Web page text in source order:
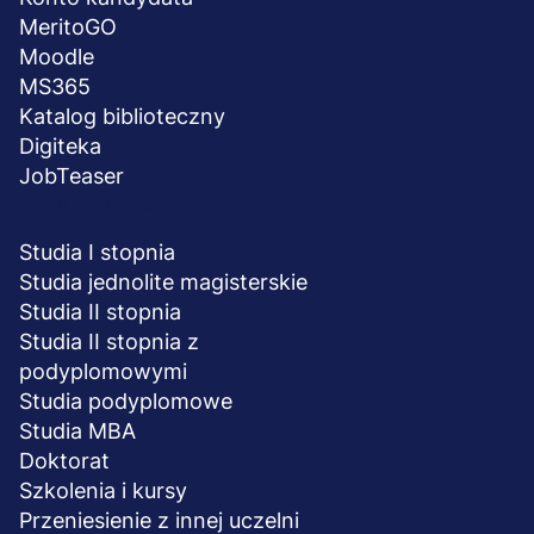
MeritoGO
Moodle
MS365
Katalog biblioteczny
Digiteka
JobTeaser
Studia I stopnia
Studia jednolite magisterskie
Studia II stopnia
Studia II stopnia z
podyplomowymi
Studia podyplomowe
Studia MBA
Doktorat
Szkolenia i kursy
Przeniesienie z innej uczelni